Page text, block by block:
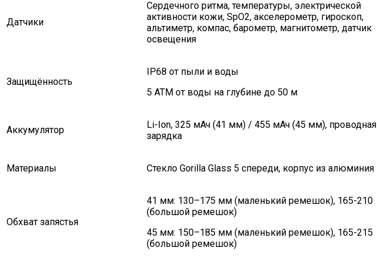
Датчики
Сердечного ритма, температуры, электрической
активности кожи, SpO2, акселерометр, гироскоп,
альтиметр, компас, барометр, магнитометр, датчик
освещения
Защищённость
IP68 от пыли и воды
5 ATM от воды на глубине до 50 м
Аккумулятор
Li-Ion, 325 мАч (41 мм) / 455 мАч (45 мм), проводная
зарядка
Материалы Стекло Gorilla Glass 5 спереди, корпус из алюминия
Обхват запястья
41 мм: 130–175 мм (маленький ремешок), 165-210
(большой ремешок)
45 мм: 150–185 мм (маленький ремешок), 165-215
(большой ремешок)